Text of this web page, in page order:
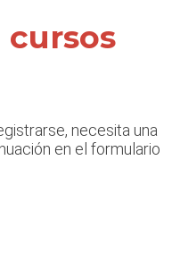
necesita una
en el formulario